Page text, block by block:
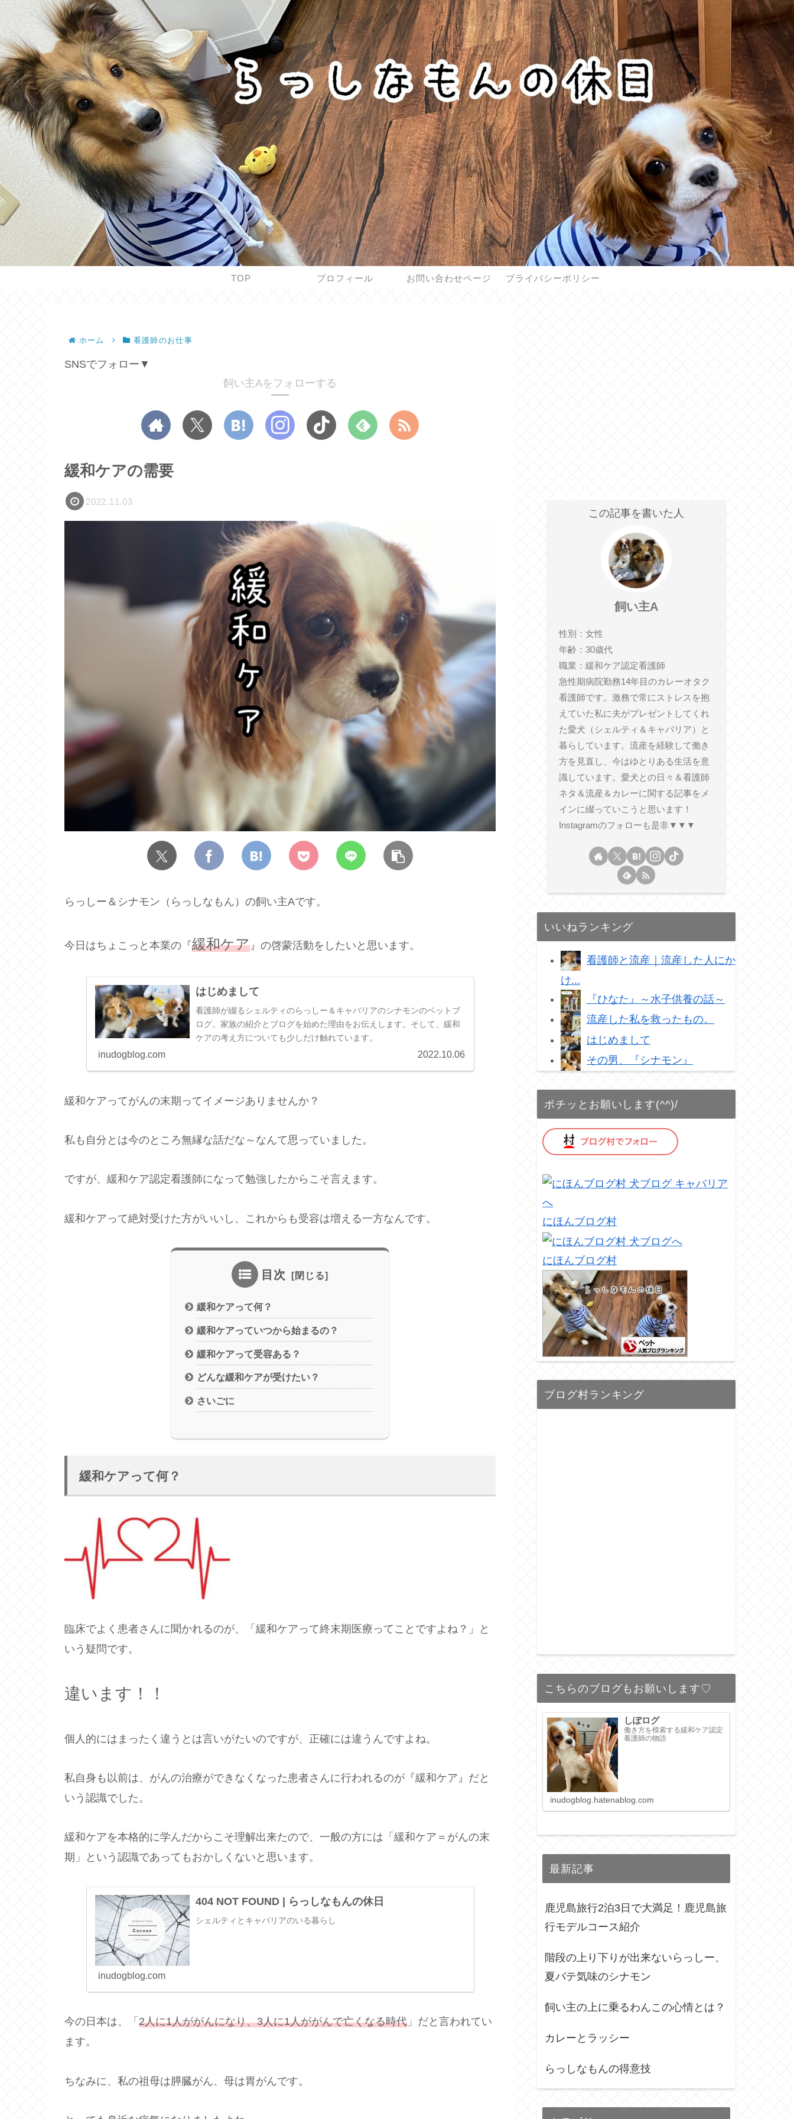
TOP プロフィール お問い合わせページ プライバシーポリシー
ホーム 看護師のお仕事
SNSでフォロー▼
飼い主Aをフォローする
緩和ケアの需要
2022.11.03
らっしー＆シナモン（らっしなもん）の飼い主Aです。
今日はちょこっと本業の『緩和ケア』の啓蒙活動をしたいと思います。
はじめまして
看護師が綴るシェルティのらっしー＆キャバリアのシナモンのペットブ
ログ。家族の紹介とブログを始めた理由をお伝えします。そして、緩和
ケアの考え方についても少しだけ触れています。
inudogblog.com 2022.10.06
緩和ケアってがんの末期ってイメージありませんか？
私も自分とは今のところ無縁な話だな～なんて思っていました。
ですが、緩和ケア認定看護師になって勉強したからこそ言えます。
緩和ケアって絶対受けた方がいいし、これからも受容は増える一方なんです。
目次
緩和ケアって何？
緩和ケアっていつから始まるの？
緩和ケアって受容ある？
どんな緩和ケアが受けたい？
さいごに
緩和ケアって何？
臨床でよく患者さんに聞かれるのが、「緩和ケアって終末期医療ってことですよね？」と
いう疑問です。
違います！！
個人的にはまったく違うとは言いがたいのですが、正確には違うんですよね。
私自身も以前は、がんの治療ができなくなった患者さんに行われるのが『緩和ケア』だと
いう認識でした。
緩和ケアを本格的に学んだからこそ理解出来たので、一般の方には「緩和ケア＝がんの末
期」という認識であってもおかしくないと思います。
404 NOT FOUND | らっしなもんの休日
シェルティとキャバリアのいる暮らし
inudogblog.com
今の日本は、「 2人に1人ががんになり、3人に1人ががんで亡くなる時代 」だと言われてい
ます。
ちなみに、私の祖母は膵臓がん、母は胃がんです。
この記事を書いた人
飼い主A
性別：女性
年齢：30歳代
職業：緩和ケア認定看護師
急性期病院勤務14年目のカレーオタク
看護師です。激務で常にストレスを抱
えていた私に夫がプレゼントしてくれ
た愛犬（シェルティ＆キャバリア）と
暮らしています。流産を経験して働き
方を見直し、今はゆとりある生活を意
識しています。愛犬との日々＆看護師
ネタ＆流産＆カレーに関する記事をメ
インに綴っていこうと思います！
Instagramのフォローも是非▼▼▼
いいねランキング
看護師と流産｜流産した人にか
け...
『ひなた』～水子供養の話～
流産した私を救ったもの。
はじめまして
その男、『シナモン』
ポチッとお願いします(^^)/
にほんブログ村
にほんブログ村
ブログ村ランキング
こちらのブログもお願いします♡
しぽログ
働き方を模索する緩和ケア認定
看護師の物語
inudogblog.hatenablog.com
最新記事
鹿児島旅行2泊3日で大満足！鹿児島旅
行モデルコース紹介
階段の上り下りが出来ないらっしー、
夏バテ気味のシナモン
飼い主の上に乗るわんこの心情とは？
カレーとラッシー
らっしなもんの得意技